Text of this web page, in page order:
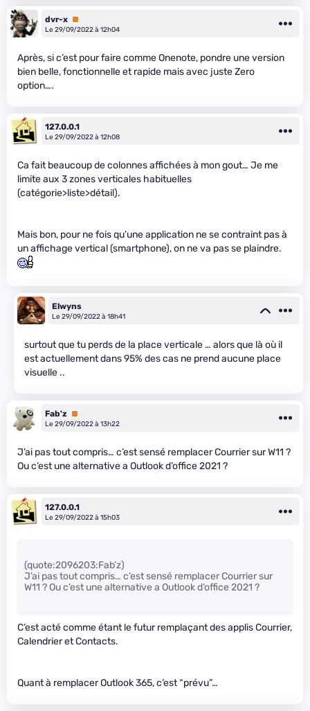
dvr-x Premium
Le 29/09/2022 à 12h04
Après, si c’est pour faire comme Onenote, pondre une version
bien belle, fonctionnelle et rapide mais avec juste Zero
option….
127.0.0.1
Le 29/09/2022 à 12h08
Ca fait beaucoup de colonnes affichées à mon gout… Je me
limite aux 3 zones verticales habituelles
(catégorie>liste>détail).
Mais bon, pour ne fois qu’une application ne se contraint pas à
un affichage vertical (smartphone), on ne va pas se plaindre.
Elwyns
Le 29/09/2022 à 18h41
surtout que tu perds de la place verticale … alors que là où il
est actuellement dans 95% des cas ne prend aucune place
visuelle ..
Fab'z Premium
Le 29/09/2022 à 13h22
J’ai pas tout compris… c’est sensé remplacer Courrier sur W11 ?
Ou c’est une alternative a Outlook d’office 2021 ?
127.0.0.1
Le 29/09/2022 à 15h03
(quote:2096203:Fab’z)
J’ai pas tout compris… c’est sensé remplacer Courrier sur
W11 ? Ou c’est une alternative a Outlook d’office 2021 ?
C’est acté comme étant le futur remplaçant des applis Courrier,
Calendrier et Contacts.
Quant à remplacer Outlook 365, c’est “prévu”…